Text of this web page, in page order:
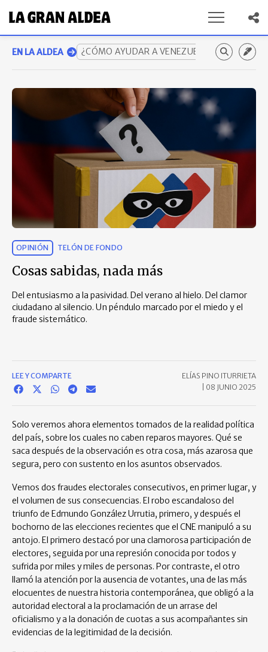
EN LA ALDEA ¿CÓMO AYUDAR A VENEZUELA? GUÍA
OPINIÓN TELÓN DE FONDO
Cosas sabidas, nada más
Del entusiasmo a la pasividad. Del verano al hielo. Del clamor
ciudadano al silencio. Un péndulo marcado por el miedo y el
fraude sistemático.
LEE Y COMPARTE
ELÍAS PINO ITURRIETA
08 JUNIO 2025
Solo veremos ahora elementos tomados de la realidad política
del país, sobre los cuales no caben reparos mayores. Qué se
saca después de la observación es otra cosa, más azarosa que
segura, pero con sustento en los asuntos observados.
Vemos dos fraudes electorales consecutivos, en primer lugar, y
el volumen de sus consecuencias. El robo escandaloso del
triunfo de Edmundo González Urrutia, primero, y después el
bochorno de las elecciones recientes que el CNE manipuló a su
antojo. El primero destacó por una clamorosa participación de
electores, seguida por una represión conocida por todos y
sufrida por miles y miles de personas. Por contraste, el otro
llamó la atención por la ausencia de votantes, una de las más
elocuentes de nuestra historia contemporánea, que obligó a la
autoridad electoral a la proclamación de un arrase del
oficialismo y a la donación de cuotas a sus acompañantes sin
evidencias de la legitimidad de la decisión.